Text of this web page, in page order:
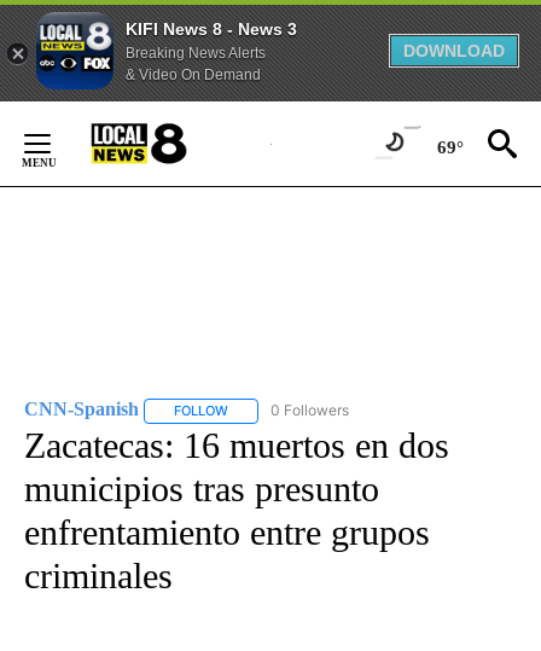
KIFI News 8 - News 3
Breaking News Alerts
& Video On Demand
DOWNLOAD
Content
69°
CNN-Spanish FOLLOW FOLLOW "CNN-SPANISH" TO RECEIVE
0 Followers
Zacatecas: 16 muertos en dos
municipios tras presunto
enfrentamiento entre grupos
criminales